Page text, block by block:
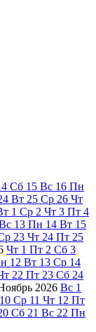
Сб 15 Вс 16 Пн
Вт 25 Ср 26 Чт
1 Ср 2 Чт 3 Пт 4
13 Пн 14 Вт 15
23 Чт 24 Пт 25
Чт 1 Пт 2 Сб 3
12 Вт 13 Ср 14
22 Пт 23 Сб 24
2026 Вс 1
10 Ср 11 Чт 12 Пт
Сб 21 Вс 22 Пн